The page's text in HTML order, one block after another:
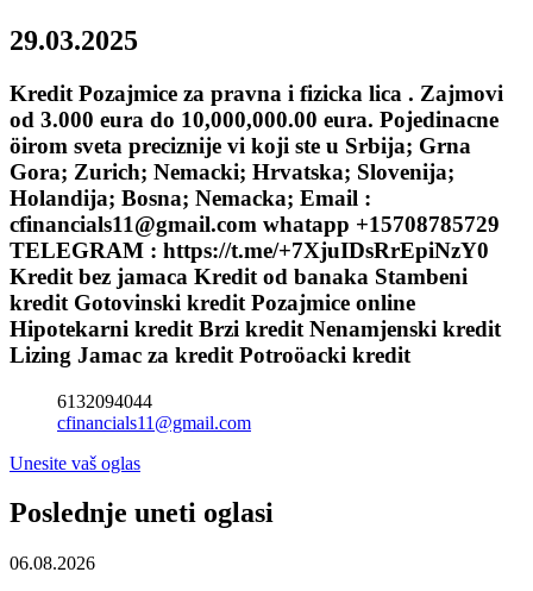
29.03.2025
Kredit Pozajmice za pravna i fizicka lica . Zajmovi
od 3.000 eura do 10,000,000.00 eura. Pojedinacne
öirom sveta preciznije vi koji ste u Srbija; Grna
Gora; Zurich; Nemacki; Hrvatska; Slovenija;
Holandija; Bosna; Nemacka; Email :
cfinancials11@gmail.com whatapp +15708785729
TELEGRAM : https://t.me/+7XjuIDsRrEpiNzY0
Kredit bez jamaca Kredit od banaka Stambeni
kredit Gotovinski kredit Pozajmice online
Hipotekarni kredit Brzi kredit Nenamjenski kredit
Lizing Jamac za kredit Potroöacki kredit
6132094044
cfinancials11@gmail.com
Unesite vaš oglas
Poslednje uneti oglasi
06.08.2026